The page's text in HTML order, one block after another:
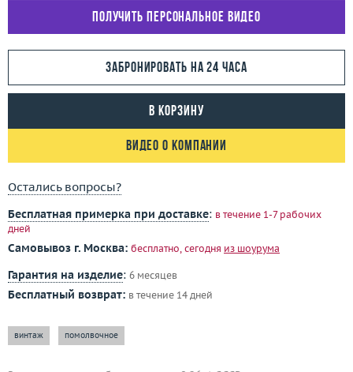
Получить персональное видео
Забронировать на 24 часа
В корзину
Видео о компании
Остались вопросы?
Бесплатная примерка при доставке: в течение 1-7 рабочих
дней
Самовывоз г. Москва: бесплатно, сегодня из шоурума
Гарантия на изделие: 6 месяцев
Бесплатный возврат: в течение 14 дней
винтаж помолвочное